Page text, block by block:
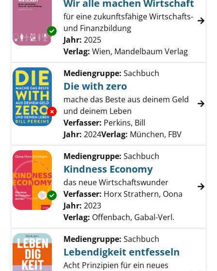
Exemplar-Details von Wir alle machen
Wir alle machen Wirtschaft
für eine zukunftsfähige Wirtschafts-
und Finanzbildung
Suche nach diesem Verfasser
Jahr: 2025
Verlag: Wien, Mandelbaum Verlag
Exemplar-Details von Die with zero anzeigen
Mediengruppe: Sachbuch
Die with zero
mache das Beste aus deinem Geld
und deinem Leben
Verfasser: Perkins, Bill
Jahr: 2024Verlag: München, FBV
Exemplar-Details von Kindness Economy
Mediengruppe: Sachbuch
Kindness Economy
das neue Wirtschaftswunder
Verfasser: Horx Strathern, Oona
Jahr: 2023
Verlag: Offenbach, Gabal-Verl.
Mediengruppe: Sachbuch
Lebendigkeit entfesseln
Acht Prinzipien für ein neues